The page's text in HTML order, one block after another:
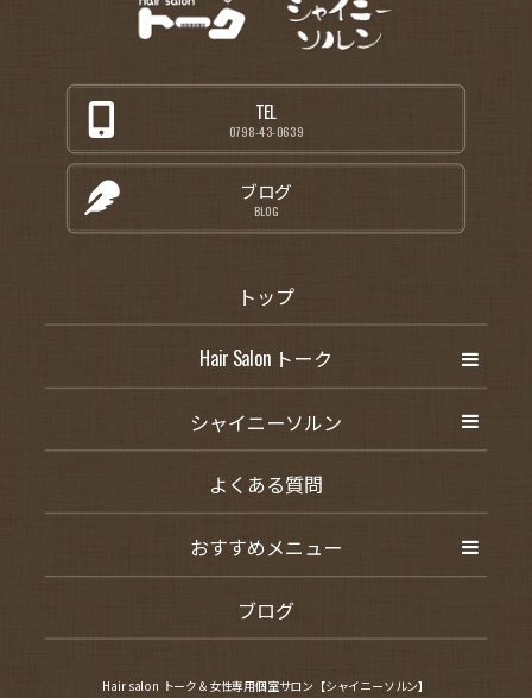
TEL
0798-43-0639
ブログ
BLOG
トップ
Hair Salon トーク
シャイニーソルン
よくある質問
おすすめメニュー
ブログ
Hair salon トーク＆女性専用個室サロン【シャイニーソルン】